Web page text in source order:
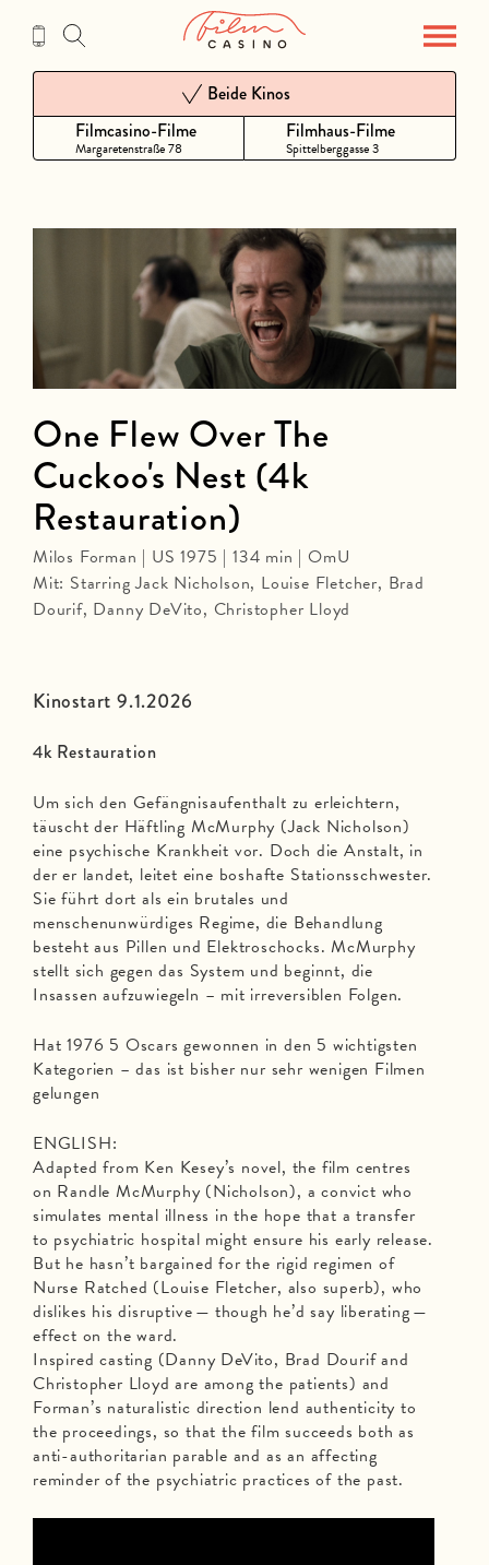
Inhalt
Filmcasino-Filme
Margaretenstraße 78
Beide Kinos
Filmhaus-Filme
Spittelberggasse 3
Kinostart 9.1.2026
4k Restauration
Um sich den Gefängnisaufenthalt zu erleichtern,
täuscht der Häftling McMurphy (Jack Nicholson)
eine psychische Krankheit vor. Doch die Anstalt, in
der er landet, leitet eine boshafte Stationsschwester.
Sie führt dort als ein brutales und
menschenunwürdiges Regime, die Behandlung
besteht aus Pillen und Elektroschocks. McMurphy
stellt sich gegen das System und beginnt, die
Insassen aufzuwiegeln – mit irreversiblen Folgen.
Hat 1976 5 Oscars gewonnen in den 5 wichtigsten
Kategorien – das ist bisher nur sehr wenigen Filmen
gelungen
ENGLISH:
Adapted from Ken Kesey’s novel, the film centres
on Randle McMurphy (Nicholson), a convict who
simulates mental illness in the hope that a transfer
to psychiatric hospital might ensure his early release.
But he hasn’t bargained for the rigid regimen of
Nurse Ratched (Louise Fletcher, also superb), who
dislikes his disruptive — though he’d say liberating —
effect on the ward.
Inspired casting (Danny DeVito, Brad Dourif and
Christopher Lloyd are among the patients) and
Forman’s naturalistic direction lend authenticity to
the proceedings, so that the film succeeds both as
anti-authoritarian parable and as an affecting
reminder of the psychiatric practices of the past.
One Flew Over The
Cuckoo's Nest (4k
Restauration)
Milos Forman | US 1975 | 134 min | OmU
Mit: Starring Jack Nicholson, Louise Fletcher, Brad
Dourif, Danny DeVito, Christopher Lloyd